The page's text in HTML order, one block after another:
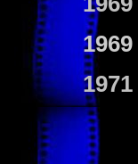
1969
1971